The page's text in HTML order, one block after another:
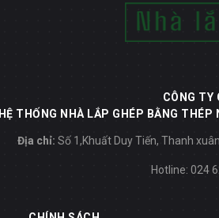
CÔNG TY
HỆ THỐNG NHÀ LẮP GHÉP BẰNG
Địa chỉ: Số 1,Khuất Duy Tiến, Thanh
Hotline: 024